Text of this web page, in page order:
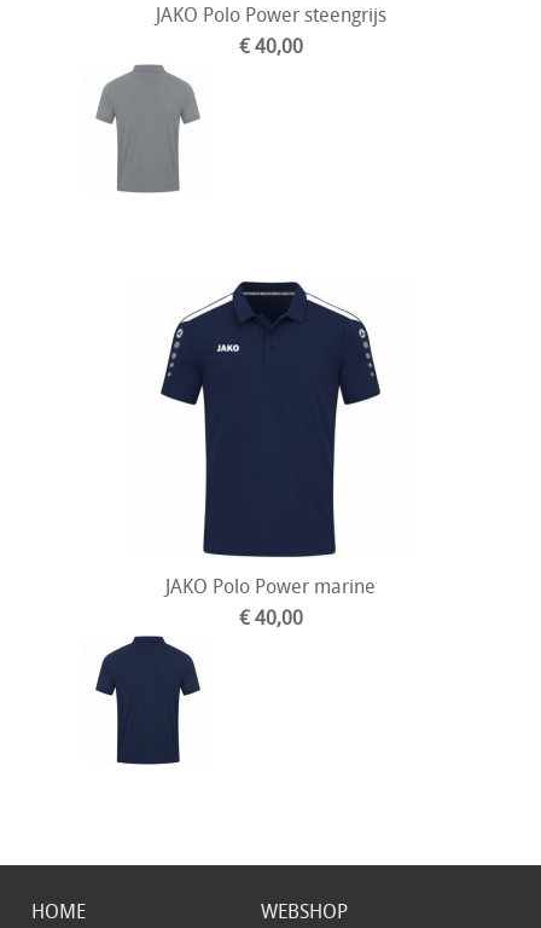
JAKO Polo Power steengrijs
€ 40,00
JAKO Polo Power marine
€ 40,00
HOME
WEBSHOP